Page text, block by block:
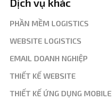
PHẦN MỀM LOGISTICS
WEBSITE LOGISTICS
EMAIL DOANH NGHIỆP
THIẾT KẾ WEBSITE
THIẾT KẾ ỨNG DỤNG MOBILE